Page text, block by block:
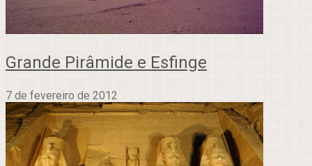
Grande Pirâmide e Esfinge
7 de fevereiro de 2012